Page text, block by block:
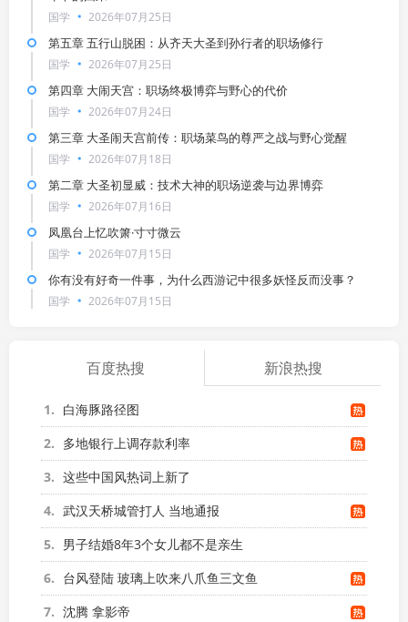
国学 2026年07月25日
第五章 五行山脱困：从齐天大圣到孙行者的职场修行
国学 2026年07月25日
第四章 大闹天宫：职场终极博弈与野心的代价
国学 2026年07月24日
第三章 大圣闹天宫前传：职场菜鸟的尊严之战与野心觉醒
国学 2026年07月18日
第二章 大圣初显威：技术大神的职场逆袭与边界博弈
国学 2026年07月16日
凤凰台上忆吹箫·寸寸微云
国学 2026年07月15日
你有没有好奇一件事，为什么西游记中很多妖怪反而没事？
国学 2026年07月15日
百度热搜 新浪热搜
1
白海豚路径图
2
多地银行上调存款利率
3
这些中国风热词上新了
4
武汉天桥城管打人 当地通报
5
男子结婚8年3个女儿都不是亲生
6
台风登陆 玻璃上吹来八爪鱼三文鱼
7
沈腾 拿影帝